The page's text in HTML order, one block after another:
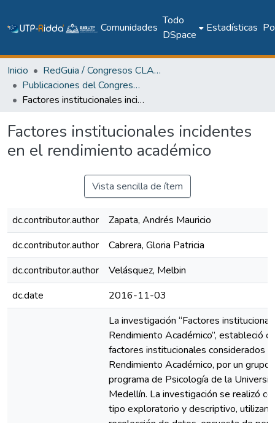
Comunidades
Todo
DSpace
Estadísticas
Inicio
RedGuia / Congresos CLABES
Publicaciones del Congreso Internacional CLABES
Factores institucionales incidentes en el rendimiento académico
Factores institucionales incidentes
en el rendimiento académico
Vista sencilla de ítem
dc.contributor.author
Zapata, Andrés Mauricio
dc.contributor.author
Cabrera, Gloria Patricia
dc.contributor.author
Velásquez, Melbin
dc.date
2016-11-03
La investigación “Factores
Rendimiento Académico”, estableció
factores institucionales considerados
Rendimiento Académico, por un
programa de Psicología de la
Medellín. La investigación se realizó
tipo exploratorio y descriptivo,